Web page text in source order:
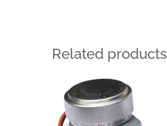
Related products